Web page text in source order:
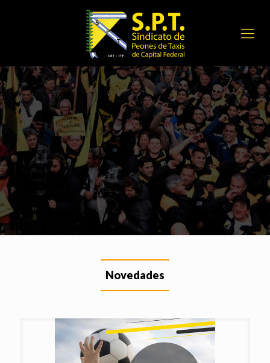
Novedades